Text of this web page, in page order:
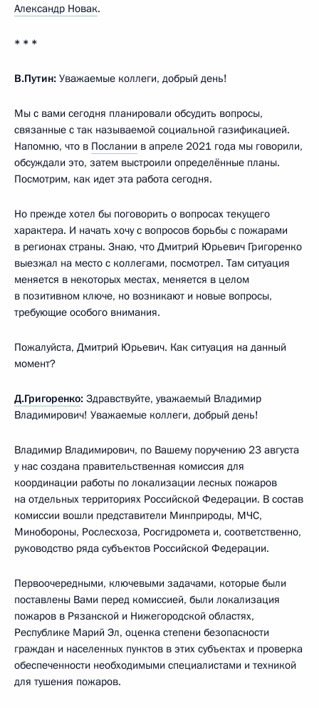
Александр Новак.
* * *
В.Путин: Уважаемые коллеги, добрый день!
Мы с вами сегодня планировали обсудить вопросы,
связанные с так называемой социальной газификацией.
Напомню, что в Послании в апреле 2021 года мы говорили,
обсуждали это, затем выстроили определённые планы.
Посмотрим, как идет эта работа сегодня.
Но прежде хотел бы поговорить о вопросах текущего
характера. И начать хочу с вопросов борьбы с пожарами
в регионах страны. Знаю, что Дмитрий Юрьевич Григоренко
выезжал на место с коллегами, посмотрел. Там ситуация
меняется в некоторых местах, меняется в целом
в позитивном ключе, но возникают и новые вопросы,
требующие особого внимания.
Пожалуйста, Дмитрий Юрьевич. Как ситуация на данный
момент?
Д.Григоренко: Здравствуйте, уважаемый Владимир
Владимирович! Уважаемые коллеги, добрый день!
Владимир Владимирович, по Вашему поручению 23 августа
у нас создана правительственная комиссия для
координации работы по локализации лесных пожаров
на отдельных территориях Российской Федерации. В состав
комиссии вошли представители Минприроды, МЧС,
Минобороны, Рослесхоза, Росгидромета и, соответственно,
руководство ряда субъектов Российской Федерации.
Первоочередными, ключевыми задачами, которые были
поставлены Вами перед комиссией, были локализация
пожаров в Рязанской и Нижегородской областях,
Республике Марий Эл, оценка степени безопасности
граждан и населенных пунктов в этих субъектах и проверка
обеспеченности необходимыми специалистами и техникой
для тушения пожаров.